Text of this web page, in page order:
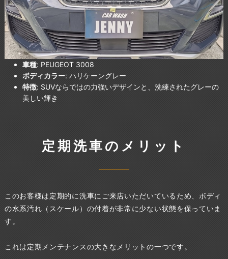
車種: PEUGEOT 3008
ボディカラー: ハリケーングレー
特徴: SUVならではの力強いデザインと、洗練されたグレーの
美しい輝き
定期洗車のメリット
このお客様は定期的に洗車にご来店いただいているため、ボディ
の水系汚れ（スケール）の付着が非常に少ない状態を保っていま
す。
これは定期メンテナンスの大きなメリットの一つです。